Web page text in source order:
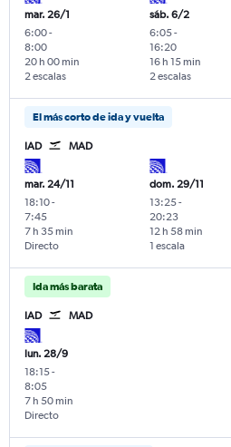
mar. 26/1
6:00-
8:00
2 escalas
20 h 00 min
sáb. 6/2
6:05-
16:20
2 escalas
16 h 15 min
El más corto de ida y vuelta
IAD MAD
mar. 24/11
18:10-
7:45
Directo
7 h 35 min
dom. 29/11
13:25-
20:23
1 escala
12 h 58 min
Ida más barata
IAD MAD
lun. 28/9
18:15-
8:05
Directo
7 h 50 min